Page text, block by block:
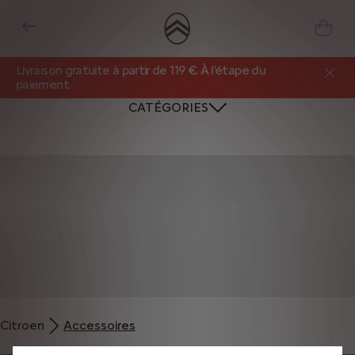
Livraison gratuite à partir de 119 €. À l’étape du
paiement.
CATÉGORIES
Citroen Accessoires
permettent de vous fournir des fonctionnalités essentielles telles que la